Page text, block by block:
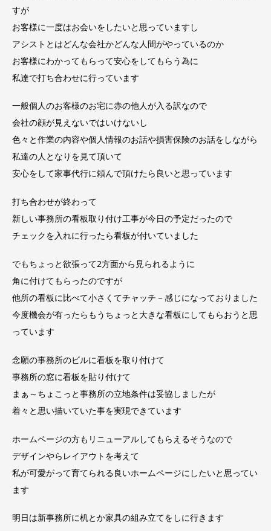
すが
お客様に一度はお会いをしたいと思っていますし
アシストとはどんな会社かどんな人間がやっているのか
お客様にわかってもらって安心をしてもらう為に
私達で打ち合わせに行っています
一般個人のお客様のお宅に赤の他人が入る訳なので
会社の顔が見えないではいけないし
色々と作業の内容や個人情報のお話や損害保険のお話をしながら
私達の人となりを見て頂いて
安心をして家事代行に頼んで頂けたら良いと思っています
打ち合わせが終わって
新しい事務所の看板取り付け工事が今日の予定だったので
チェックを入れに行ったら看板が付いていました
でもちょっと欲張って2方面から見られるように
角に付けてもらったのですが
他所の看板に比べて小さくてチャッチ－感じになっておりました
今度機会が有ったらもうちょっと大きな看板にしてもらおうと思
っています
念願の事務所のビルに看板を取り付けて
事務所の窓に看板を貼り付けて
まぁ～ ちょこっと事務所の立地条件は妥協しましたが
着々と思い描いていた事を実現できています
ホームページの方もリニューアルしてもらえるそうなので
デザインやらレイアウトを考えて
私が可愛がって育てられる良いホームページにしたいと思ってい
ます
明日は新事務所に机とか家具の組み立てをしに行きます